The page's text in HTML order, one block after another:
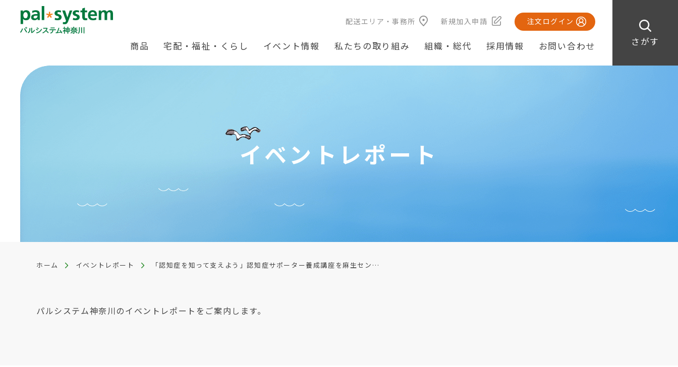
さがす
配送エリア・事務所 新規加入申請 注文ログイン
商品 宅配・福祉・くらし イベント情報 私たちの取り組み 組織・総代 採用情報 お問い合わせ
イベントレポート
ホーム イベントレポート 「認知症を知って支えよう」認知症サポーター養成講座を麻生セン…
パルシステム神奈川のイベントレポートをご案内します。